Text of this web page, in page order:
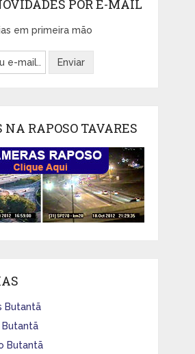
POR E-MAIL
em primeira mão
RAPOSO TAVARES
Butantã
Butantã
Butantã